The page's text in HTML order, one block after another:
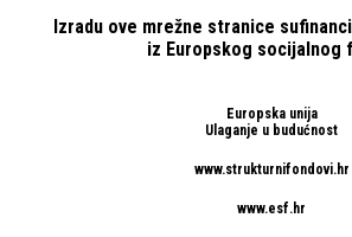
Izradu ove mrežne stranice
iz Europskog socijalnog
Europska unija
Ulaganje u budućnost
www.strukturnifondovi.hr
www.esf.hr